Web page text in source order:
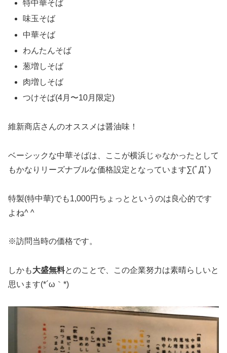
特中華そば
味玉そば
中華そば
わんたんそば
葱増しそば
肉増しそば
つけそば(4月〜10月限定)
維新商店さんのオススメは醤油味！
ベーシックな中華そばは、ここが横浜じゃなかったとして
もかなりリーズナブルな価格設定となっています∑(ﾟДﾟ)
特製(特中華)でも1,000円ちょっとというのは良心的です
よね^ ^
※訪問当時の価格です。
しかも大盛無料とのことで、この企業努力は素晴らしいと
思います(*´ω｀*)